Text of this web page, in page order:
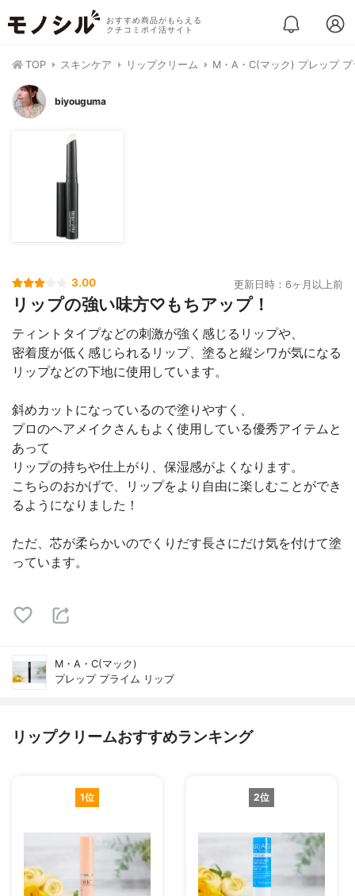
おすすめ商品がもらえる
クチコミポイ活サイト
TOP スキンケア リップクリーム M・A・C(マック) プレップ
biyouguma
3.00 更新日時：6ヶ月以上前
リップの強い味方♡もちアップ！
ティントタイプなどの刺激が強く感じるリップや、
密着度が低く感じられるリップ、塗ると縦シワが気になる
リップなどの下地に使用しています。
斜めカットになっているので塗りやすく、
プロのヘアメイクさんもよく使用している優秀アイテムと
あって
リップの持ちや仕上がり、保湿感がよくなります。
こちらのおかげで、リップをより自由に楽しむことができ
るようになりました！
ただ、芯が柔らかいのでくりだす長さにだけ気を付けて塗
っています。
M・A・C(マック)
プレップ プライム リップ
リップクリームおすすめランキング
1位 2位